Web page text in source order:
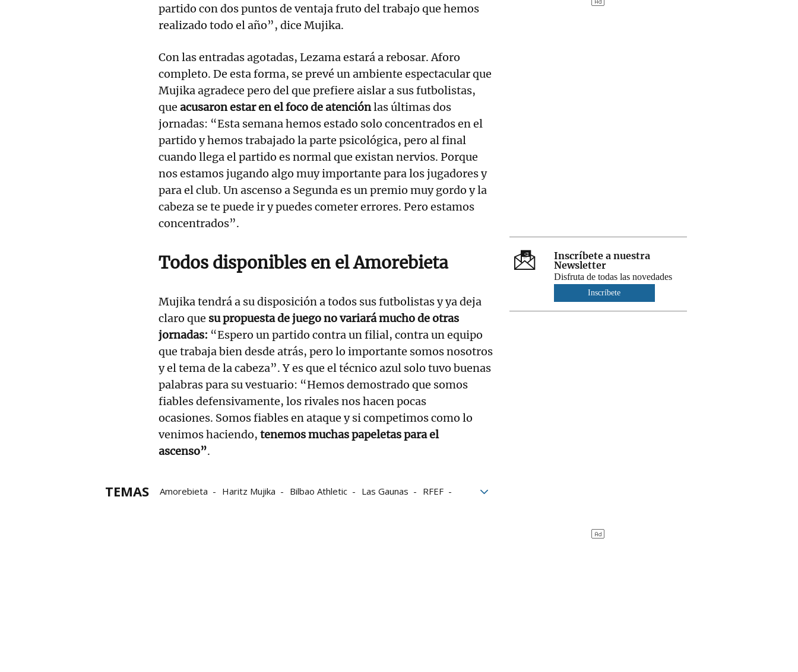
partido con dos puntos de ventaja fruto del trabajo que hemos
realizado todo el año”, dice Mujika.
Con las entradas agotadas, Lezama estará a rebosar. Aforo
completo. De esta forma, se prevé un ambiente espectacular que
Mujika agradece pero del que prefiere aislar a sus futbolistas,
que acusaron estar en el foco de atenciónlas últimas dos
jornadas: “Esta semana hemos estado solo concentrados en el
partido y hemos trabajado la parte psicológica, pero al final
cuando llega el partido es normal que existan nervios. Porque
nos estamos jugando algo muy importante para los jugadores y
para el club. Un ascenso a Segunda es un premio muy gordo y la
cabeza se te puede ir y puedes cometer errores. Pero estamos
concentrados”.
Todos disponibles en el Amorebieta
Mujika tendrá a su disposición a todos sus futbolistas y ya deja
claro que su propuesta de juego no variará mucho de otras
jornadas: “Espero un partido contra un filial, contra un equipo
que trabaja bien desde atrás, pero lo importante somos nosotros
y el tema de la cabeza”. Y es que el técnico azul solo tuvo buenas
palabras para su vestuario: “Hemos demostrado que somos
fiables defensivamente, los rivales nos hacen pocas
ocasiones. Somos fiables en ataque y si competimos como lo
venimos haciendo, tenemos muchas papeletas para el
ascenso”.
TEMAS Amorebieta Haritz Mujika Bilbao Athletic Las Gaunas
RFEF
Inscríbete a nuestra
Newsletter
Disfruta de todas las novedades
Inscríbete